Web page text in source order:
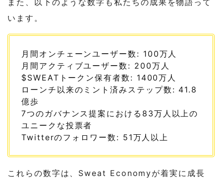
また、以下のような数字も私たちの成果を物語って
います。
月間オンチェーンユーザー数: 100万人
月間アクティブユーザー数: 200万人
$SWEATトークン保有者数: 1400万人
ローンチ以来のミント済みステップ数: 41.8
億歩
7つのガバナンス提案における83万人以上の
ユニークな投票者
Twitterのフォロワー数: 51万人以上
これらの数字は、Sweat Economyが着実に成長